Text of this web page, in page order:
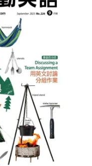
休閒
保養 情趣用品